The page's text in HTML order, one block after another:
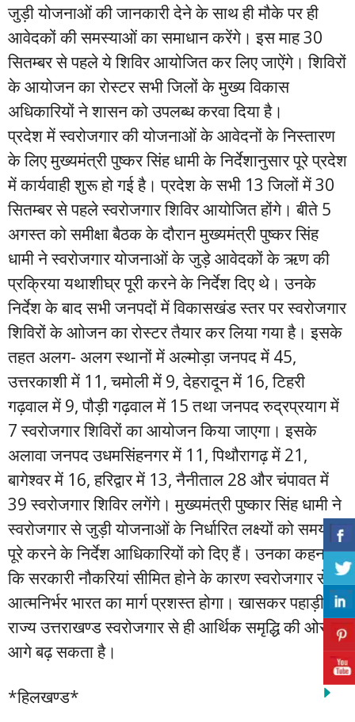
जुड़ी योजनाओं की जानकारी देने के साथ ही मौके पर ही
आवेदकों की समस्याओं का समाधान करेंगे। इस माह 30
सितम्बर से पहले ये शिविर आयोजित कर लिए जाऐंगे। शिविरों
के आयोजन का रोस्टर सभी जिलों के मुख्य विकास
अधिकारियों ने शासन को उपलब्ध करवा दिया है।
प्रदेश में स्वरोजगार की योजनाओं के आवेदनों के निस्तारण
के लिए मुख्यमंत्री पुष्कर सिंह धामी के निर्देशानुसार पूरे प्रदेश
में कार्यवाही शुरू हो गई है। प्रदेश के सभी 13 जिलों में 30
सितम्बर से पहले स्वरोजगार शिविर आयोजित होंगे। बीते 5
अगस्त को समीक्षा बैठक के दौरान मुख्यमंत्री पुष्कर सिंह
धामी ने स्वरोजगार योजनाओं के जुड़े आवेदकों के ऋण की
प्रक्रिया यथाशीघ्र पूरी करने के निर्देश दिए थे। उनके
निर्देश के बाद सभी जनपदों में विकासखंड स्तर पर स्वरोजगार
शिविरों के आोजन का रोस्टर तैयार कर लिया गया है। इसके
तहत अलग- अलग स्थानों में अल्मोड़ा जनपद में 45,
उत्तरकाशी में 11, चमोली में 9, देहरादून में 16, टिहरी
गढ़वाल में 9, पौड़ी गढ़वाल में 15 तथा जनपद रुद्रप्रयाग में
7 स्वरोजगार शिविरों का आयोजन किया जाएगा। इसके
अलावा जनपद उधमसिंहनगर में 11, पिथौरागढ़ में 21,
बागेश्वर में 16, हरिद्वार में 13, नैनीताल 28 और चंपावत में
39 स्वरोजगार शिविर लगेंगे। मुख्यमंत्री पुष्कार सिंह धामी ने
स्वरोजगार से जुड़ी योजनाओं के निर्धारित लक्ष्यों को समय से
पूरे करने के निर्देश आधिकारियों को दिए हैं। उनका कहना है
कि सरकारी नौकरियां सीमित होने के कारण स्वरोजगार से
आत्मनिर्भर भारत का मार्ग प्रशस्त होगा। खासकर पहाड़ी
राज्य उत्तराखण्ड स्वरोजगार से ही आर्थिक समृद्धि की ओर
आगे बढ़ सकता है।
*हिलखण्ड*